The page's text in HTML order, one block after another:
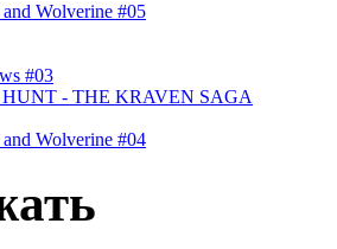
Wolverine #05
#03
- THE KRAVEN SAGA
Wolverine #04